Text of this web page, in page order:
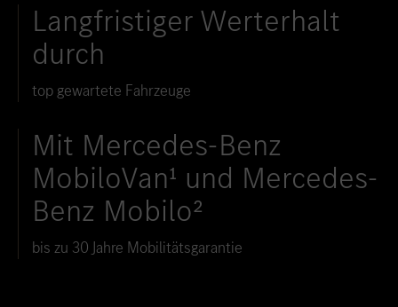
Langfristiger Werterhalt
durch
top gewartete Fahrzeuge
Mit Mercedes-Benz
MobiloVan¹ und Mercedes-
Benz Mobilo²
bis zu 30 Jahre Mobilitätsgarantie